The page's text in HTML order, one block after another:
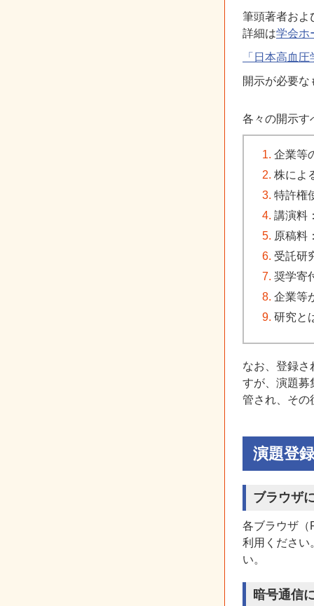
筆頭著者およ
詳細は学会ホ
「日本高血
開示が必要
各々の開示す
企業等
株によ
特許権
講演料
原稿料
受託研
奨学寄
企業等
研究と
なお、登録さ
すが、演題募
管され、その
演題登
ブラウザ
各ブラウザ（
利用ください
い。
暗号通信